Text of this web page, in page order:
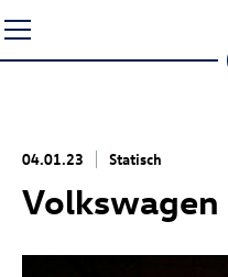
Seiteninhalt
springen
04.01.23 Statisch
Volkswagen